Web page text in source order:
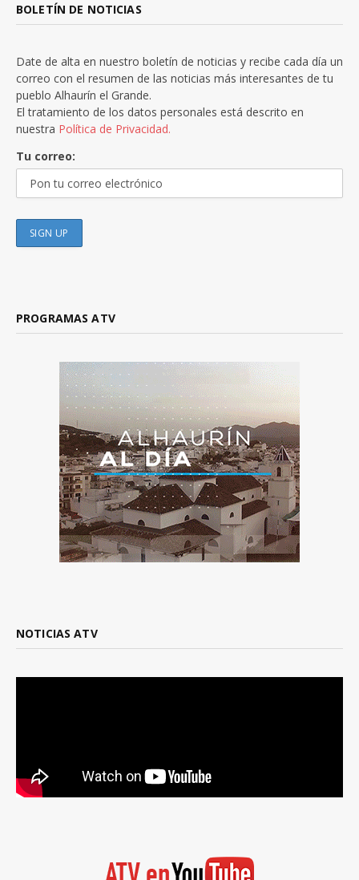
BOLETÍN DE NOTICIAS
Date de alta en nuestro boletín de noticias y recibe cada día un
correo con el resumen de las noticias más interesantes de tu
pueblo Alhaurín el Grande.
El tratamiento de los datos personales está descrito en
nuestra Política de Privacidad.
Tu correo:
PROGRAMAS ATV
NOTICIAS ATV